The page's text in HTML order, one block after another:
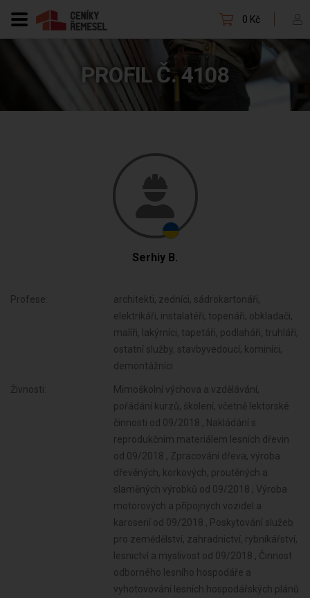
0 Kč
PROFIL Č. 4108
Serhiy B.
Profese:
architekti, zedníci, sádrokartonáři,
elektrikáři, instalatéři, topenáři, obkladači,
malíři, lakýrníci, tapetáři, podlaháři, truhláři,
ostatní služby, stavbyvedoucí, kominíci,
demontážníci
Živnosti:
Mimoškolní výchova a vzdělávání,
pořádání kurzů, školení, včetně lektorské
činnosti od 09/2018 , Nakládání s
reprodukčním materiálem lesních dřevin
od 09/2018 , Zpracování dřeva, výroba
dřevěných, korkových, proutěných a
slaměných výrobků od 09/2018 , Výroba
motorových a přípojných vozidel a
karoserií od 09/2018 , Poskytování služeb
pro zemědělství, zahradnictví, rybníkářství,
lesnictví a myslivost od 09/2018 , Činnost
odborného lesního hospodáře a
vyhotovování lesních hospodářských plánů